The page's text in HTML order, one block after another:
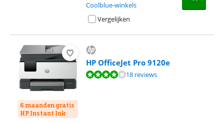
Coolblue-winkels
Vergelijken
6 maanden gratis
HP Instant Ink
HP OfficeJet Pro 9120e
Beoordeling is 7,9 van de 10, gebaseerd op 18 reviews.
18 reviews